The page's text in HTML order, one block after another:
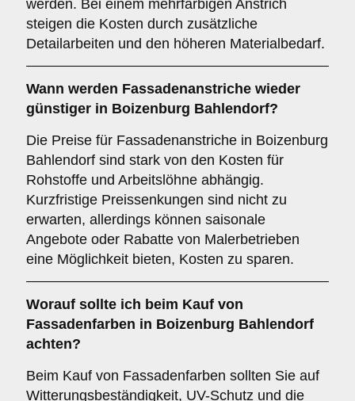
werden. Bei einem mehrfarbigen Anstrich
steigen die Kosten durch zusätzliche
Detailarbeiten und den höheren Materialbedarf.
Wann werden Fassadenanstriche wieder
günstiger in Boizenburg Bahlendorf?
Die Preise für Fassadenanstriche in Boizenburg
Bahlendorf sind stark von den Kosten für
Rohstoffe und Arbeitslöhne abhängig.
Kurzfristige Preissenkungen sind nicht zu
erwarten, allerdings können saisonale
Angebote oder Rabatte von Malerbetrieben
eine Möglichkeit bieten, Kosten zu sparen.
Worauf sollte ich beim Kauf von
Fassadenfarben in Boizenburg Bahlendorf
achten?
Beim Kauf von Fassadenfarben sollten Sie auf
Witterungsbeständigkeit, UV-Schutz und die